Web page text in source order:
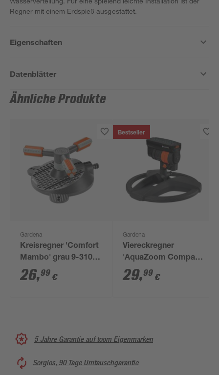
Regner mit einem Erdspieß ausgestattet.
Eigenschaften
Datenblätter
Ähnliche Produkte
Gardena
Kreisregner 'Comfort
Mambo' grau 9-310
m²
26,99 €
Bestseller
Gardena
Viereckregner
'AquaZoom Compact'
schwarz 9-216 m²
29,99 €
5 Jahre Garantie auf toom Eigenmarken
Sorglos, 90 Tage Umtauschgarantie